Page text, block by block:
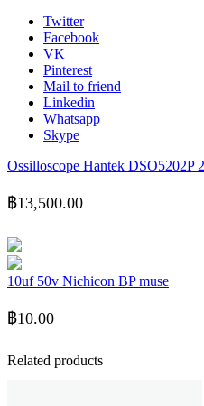
Twitter
Facebook
VK
Pinterest
Mail to friend
Linkedin
Whatsapp
Skype
Ossilloscope Hantek DSO5202P
฿13,500.00
10uf 50v Nichicon BP muse
฿10.00
Related products